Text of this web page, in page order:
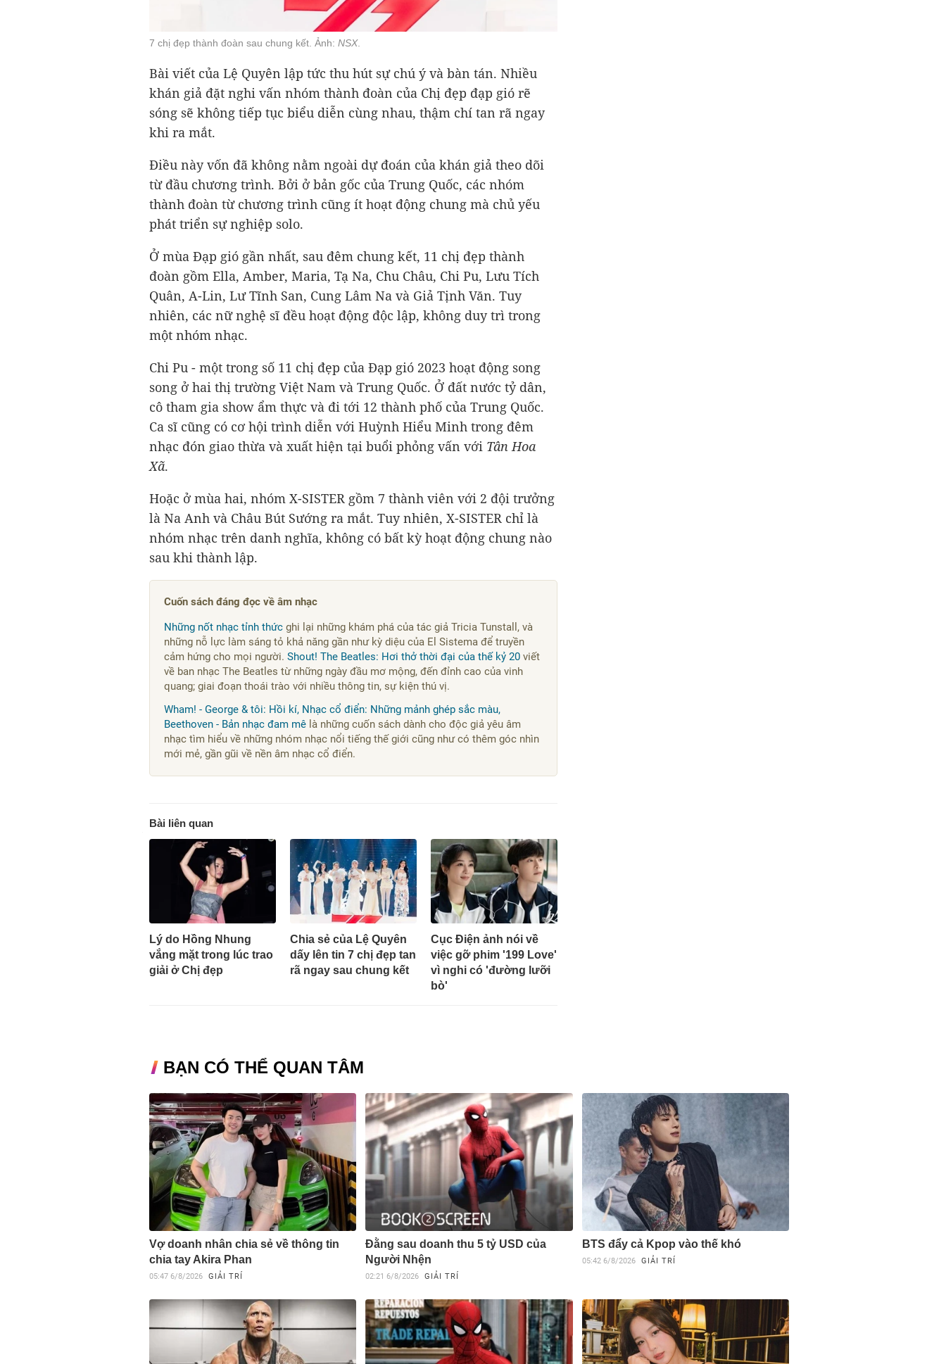
7 chị đẹp thành đoàn sau chung kết. Ảnh: NSX.
Bài viết của Lệ Quyên lập tức thu hút sự chú ý và bàn tán. Nhiều
khán giả đặt nghi vấn nhóm thành đoàn của Chị đẹp đạp gió rẽ
sóng sẽ không tiếp tục biểu diễn cùng nhau, thậm chí tan rã ngay
khi ra mắt.
Điều này vốn đã không nằm ngoài dự đoán của khán giả theo dõi
từ đầu chương trình. Bởi ở bản gốc của Trung Quốc, các nhóm
thành đoàn từ chương trình cũng ít hoạt động chung mà chủ yếu
phát triển sự nghiệp solo.
Ở mùa Đạp gió gần nhất, sau đêm chung kết, 11 chị đẹp thành
đoàn gồm Ella, Amber, Maria, Tạ Na, Chu Châu, Chi Pu, Lưu Tích
Quân, A-Lin, Lư Tĩnh San, Cung Lâm Na và Giả Tịnh Văn. Tuy
nhiên, các nữ nghệ sĩ đều hoạt động độc lập, không duy trì trong
một nhóm nhạc.
Chi Pu - một trong số 11 chị đẹp của Đạp gió 2023 hoạt động song
song ở hai thị trường Việt Nam và Trung Quốc. Ở đất nước tỷ dân,
cô tham gia show ẩm thực và đi tới 12 thành phố của Trung Quốc.
Ca sĩ cũng có cơ hội trình diễn với Huỳnh Hiểu Minh trong đêm
nhạc đón giao thừa và xuất hiện tại buổi phỏng vấn với Tân Hoa
Xã.
Hoặc ở mùa hai, nhóm X-SISTER gồm 7 thành viên với 2 đội trưởng
là Na Anh và Châu Bút Sướng ra mắt. Tuy nhiên, X-SISTER chỉ là
nhóm nhạc trên danh nghĩa, không có bất kỳ hoạt động chung nào
sau khi thành lập.
Cuốn sách đáng đọc về âm nhạc
Những nốt nhạc tỉnh thức ghi lại những khám phá của tác giả Tricia Tunstall, và
những nỗ lực làm sáng tỏ khả năng gần như kỳ diệu của El Sistema để truyền
cảm hứng cho mọi người. Shout! The Beatles: Hơi thở thời đại của thế kỷ 20 viết
về ban nhạc The Beatles từ những ngày đầu mơ mộng, đến đỉnh cao của vinh
quang; giai đoạn thoái trào với nhiều thông tin, sự kiện thú vị.
Wham! - George & tôi: Hồi kí, Nhạc cổ điển: Những mảnh ghép sắc màu,
Beethoven - Bản nhạc đam mê là những cuốn sách dành cho độc giả yêu âm
nhạc tìm hiểu về những nhóm nhạc nổi tiếng thế giới cũng như có thêm góc nhìn
mới mẻ, gần gũi về nền âm nhạc cổ điển.
Bài liên quan
Lý do Hồng Nhung
vắng mặt trong lúc trao
giải ở Chị đẹp
Chia sẻ của Lệ Quyên
dấy lên tin 7 chị đẹp tan
rã ngay sau chung kết
Cục Điện ảnh nói về
việc gỡ phim '199 Love'
vì nghi có 'đường lưỡi
bò'
BẠN CÓ THỂ QUAN TÂM
Vợ doanh nhân chia sẻ về thông tin
chia tay Akira Phan
05:47 6/8/2026 GIẢI TRÍ
Đằng sau doanh thu 5 tỷ USD của
Người Nhện
02:21 6/8/2026 GIẢI TRÍ
BTS đẩy cả Kpop vào thế khó
05:42 6/8/2026 GIẢI TRÍ